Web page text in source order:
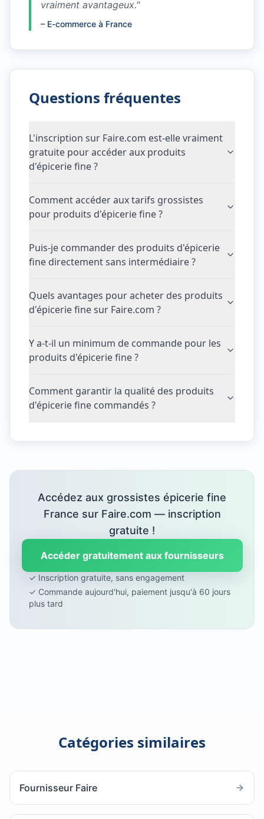
vraiment avantageux."
– E-commerce à France
Questions fréquentes
L'inscription sur Faire.com est-elle vraiment
gratuite pour accéder aux produits
d'épicerie fine ?
Comment accéder aux tarifs grossistes
pour produits d'épicerie fine ?
Puis-je commander des produits d'épicerie
fine directement sans intermédiaire ?
Quels avantages pour acheter des produits
d'épicerie fine sur Faire.com ?
Y a-t-il un minimum de commande pour les
produits d'épicerie fine ?
Comment garantir la qualité des produits
d'épicerie fine commandés ?
Accédez aux grossistes épicerie fine
France sur Faire.com — inscription
gratuite !
Accéder gratuitement aux fournisseurs
✓ Inscription gratuite, sans engagement
✓ Commande aujourd'hui, paiement jusqu'à 60 jours
plus tard
Catégories similaires
Fournisseur Faire